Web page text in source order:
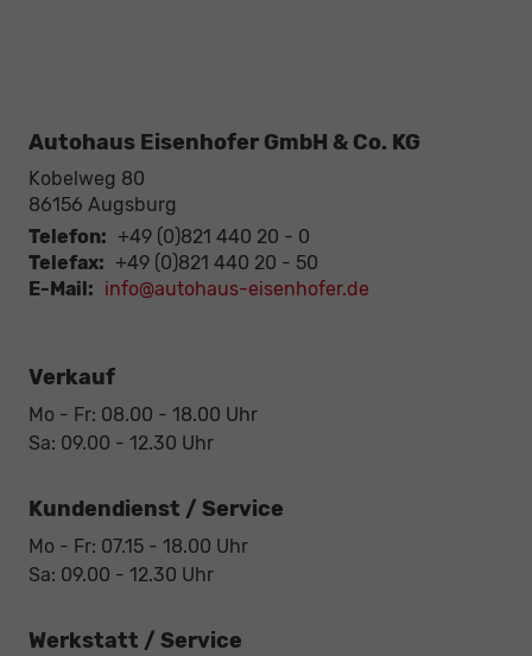
Autohaus Eisenhofer GmbH & Co. KG
Kobelweg 80
86156 Augsburg
Telefon: +49 (0)821 440 20 - 0
Telefax: +49 (0)821 440 20 - 50
E-Mail: info@autohaus-eisenhofer.de
Verkauf
Mo - Fr: 08.00 - 18.00 Uhr
Sa: 09.00 - 12.30 Uhr
Kundendienst / Service
Mo - Fr: 07.15 - 18.00 Uhr
Sa: 09.00 - 12.30 Uhr
Werkstatt / Service